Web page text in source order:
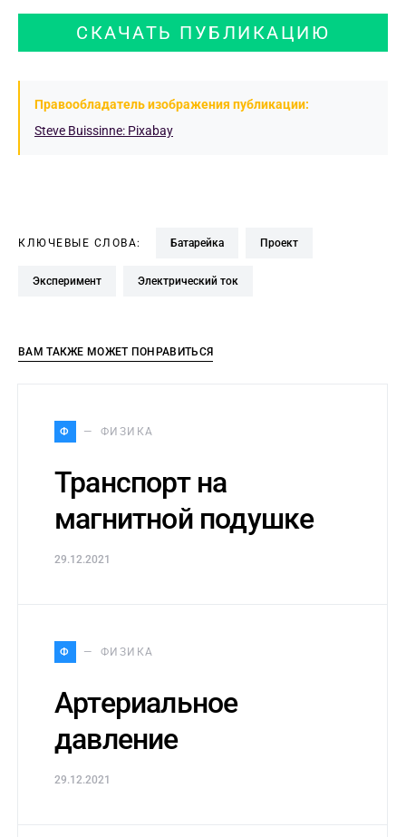
СКАЧАТЬ ПУБЛИКАЦИЮ
Правообладатель изображения публикации:
Steve Buissinne: Pixabay
КЛЮЧЕВЫЕ СЛОВА: батарейка проект
эксперимент электрический ток
ВАМ ТАКЖЕ МОЖЕТ ПОНРАВИТЬСЯ
Ф ФИЗИКА
Транспорт на
магнитной подушке
29.12.2021
Ф ФИЗИКА
Артериальное
давление
29.12.2021